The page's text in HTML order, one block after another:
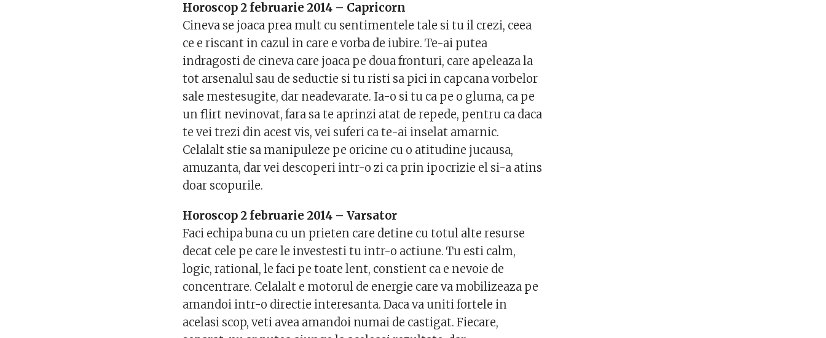
Horoscop 2 februarie 2014 – Capricorn
Cineva se joaca prea mult cu sentimentele tale si tu il crezi, ceea
ce e riscant in cazul in care e vorba de iubire. Te-ai putea
indragosti de cineva care joaca pe doua fronturi, care apeleaza la
tot arsenalul sau de seductie si tu risti sa pici in capcana vorbelor
sale mestesugite, dar neadevarate. Ia-o si tu ca pe o gluma, ca pe
un flirt nevinovat, fara sa te aprinzi atat de repede, pentru ca daca
te vei trezi din acest vis, vei suferi ca te-ai inselat amarnic.
Celalalt stie sa manipuleze pe oricine cu o atitudine jucausa,
amuzanta, dar vei descoperi intr-o zi ca prin ipocrizie el si-a atins
doar scopurile.
Horoscop 2 februarie 2014 – Varsator
Faci echipa buna cu un prieten care detine cu totul alte resurse
decat cele pe care le investesti tu intr-o actiune. Tu esti calm,
logic, rational, le faci pe toate lent, constient ca e nevoie de
concentrare. Celalalt e motorul de energie care va mobilizeaza pe
amandoi intr-o directie interesanta. Daca va uniti fortele in
acelasi scop, veti avea amandoi numai de castigat. Fiecare,